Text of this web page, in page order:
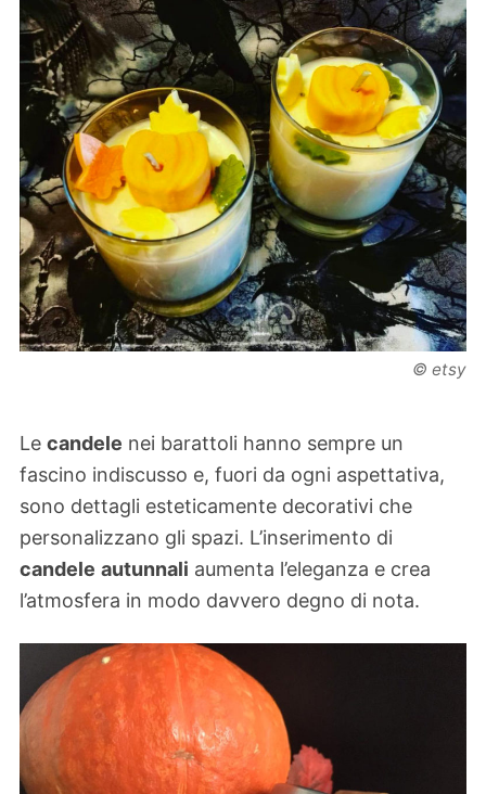
© etsy
Le candele nei barattoli hanno sempre un
fascino indiscusso e, fuori da ogni aspettativa,
sono dettagli esteticamente decorativi che
personalizzano gli spazi. L’inserimento di
candele autunnali aumenta l’eleganza e crea
l’atmosfera in modo davvero degno di nota.